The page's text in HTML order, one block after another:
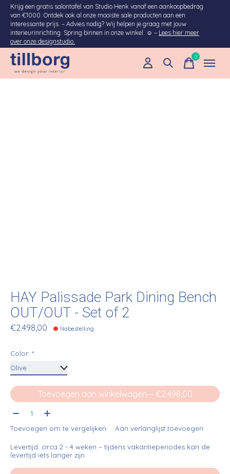
Krijg een gratis salontafel van Studio Henk vanaf een aankoopbedrag
van €1000. Ontdek ook al onze mooiste sale producten aan een
interessante prijs. – Advies nodig? Wij helpen je graag met jouw
interieurinrichting. Spring binnen in onze winkel. ☺ – Lees hier meer
over onze designstudio.
0items
HAY Palissade Park Dining Bench
OUT/OUT - Set of 2
€2.498,00 Nabestelling
Color: *
Toevoegen aan winkelwagen
— €2.498,00
Aantal:
Toevoegen om te vergelijken Aan verlanglijst toevoegen
Levertijd: circa 2 - 4 weken – tijdens vakantieperiodes kan de
levertijd iets langer zijn